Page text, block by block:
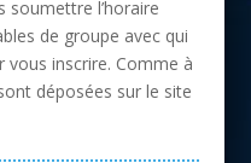
soumettre l’horaire
de groupe avec qui
inscrire. Comme à
déposées sur le site